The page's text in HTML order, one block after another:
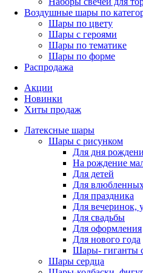
Воздушные шары по
Шары по цвету
Шары с героями
Шары по тематике
Шары по форме
Распродажа
Акции
Новинки
Хиты продаж
Латексные шары
Шары с рисунком
Для дня
На рождение
Для детей
Для
Для праздника
Для вечеринок,
Для свадьбы
Для оформления
Для нового года
Шары- гиганты
Шары сердца